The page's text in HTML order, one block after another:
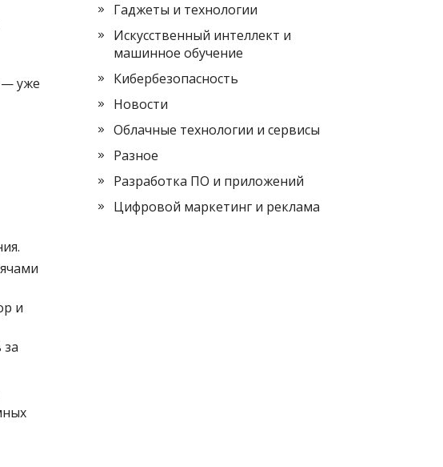
— уже
и
Гаджеты и технологии
Искусственный интеллект и
машинное обучение
Кибербезопасность
Новости
Облачные технологии и сервисы
Разное
Разработка ПО и приложений
Цифровой маркетинг и реклама